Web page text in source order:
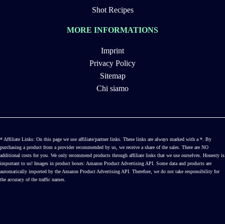
Shot Recipes
MORE INFORMATIONS
Imprint
Privacy Policy
Sitemap
Chi siamo
* Affiliate Links: On this page we use affiliate/partner links. These links are always marked with a *. By
purchasing a product from a provider recommended by us, we receive a share of the sales. There are NO
additional costs for you. We only recommend products through affiliate links that we use ourselves. Honesty is
important to us! Images in product boxes: Amazon Product Advertising API. Some data and products are
automatically imported by the Amazon Product Advertising API. Therefore, we do not take responsibility for
the accuracy of the traffic names.